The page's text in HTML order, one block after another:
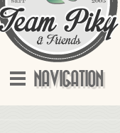
NAVIGATION